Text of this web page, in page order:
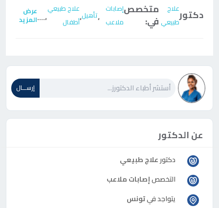
دكتورعلاج
طبيعي
متخصص
في:
إصابات
ملاعب ،تأهيل،
علاج طبيعي
أطفال
،....عرض
المزيد
إرســـال
عن الدكتور
دكتورعلاج طبيعي
التخصصإصابات ملاعب
يتواجد فيتونس